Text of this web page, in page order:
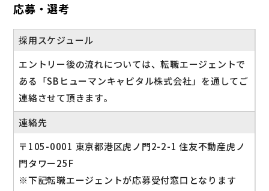
応募・選考
採用スケジュール
エントリー後の流れについては、転職エージェントで
ある「SBヒューマンキャピタル株式会社」を通してご
連絡させて頂きます。
連絡先
〒105-0001 東京都港区虎ノ門2-2-1 住友不動産虎ノ
門タワー25F
※下記転職エージェントが応募受付窓口となります